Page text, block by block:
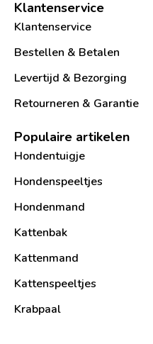
Klantenservice
Klantenservice
Bestellen & Betalen
Levertijd & Bezorging
Retourneren & Garantie
Populaire artikelen
Hondentuigje
Hondenspeeltjes
Hondenmand
Kattenbak
Kattenmand
Kattenspeeltjes
Krabpaal​